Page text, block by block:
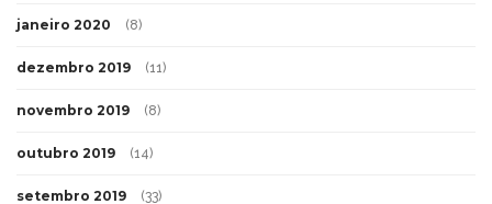
janeiro 2020 (8)
dezembro 2019 (11)
novembro 2019 (8)
outubro 2019 (14)
setembro 2019 (33)